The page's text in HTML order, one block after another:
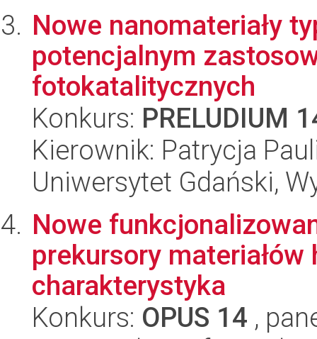
Nowe nanomateriały
potencjalnym
fotokatalitycznych
Konkurs: PRELUDIUM
Kierownik: Patrycja
Uniwersytet Gdański,
Nowe
prekursory
charakterystyka
Konkurs: OPUS 14 ,